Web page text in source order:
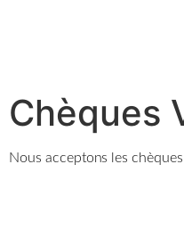
Chèques
Nous acceptons les